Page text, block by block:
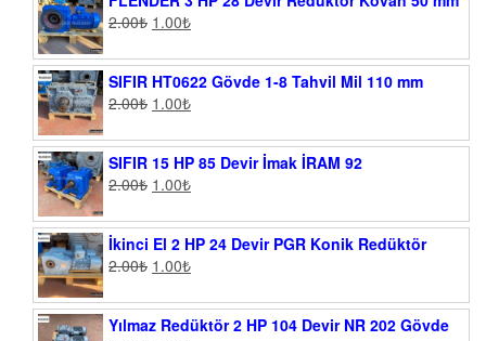
2.00₺ 1.00₺
SIFIR HT0622 Gövde 1-8 Tahvil Mil 110 mm
2.00₺ 1.00₺
SIFIR 15 HP 85 Devir İmak İRAM 92
2.00₺ 1.00₺
İkinci El 2 HP 24 Devir PGR Konik Redüktör
2.00₺ 1.00₺
Yılmaz Redüktör 2 HP 104 Devir NR 202 Gövde